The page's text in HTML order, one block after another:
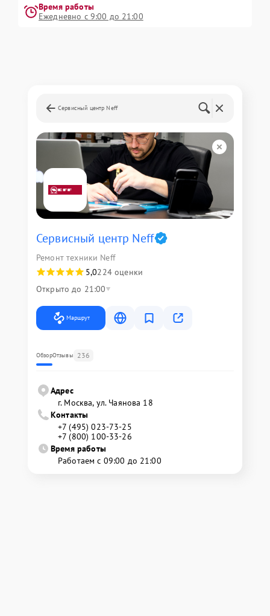
Время работы
Ежедневно с 9:00 до 21:00
Сервисный центр Neff
Сервисный центр Neff
Ремонт техники Neff
5,0224 оценки
Открыто до 21:00
Маршрут
ОбзорОтзывы 236
Адрес
г. Москва, ул. Чаянова 18
Контакты
+7 (495) 023-73-25
+7 (800) 100-33-26
Время работы
Работаем с 09:00 до 21:00